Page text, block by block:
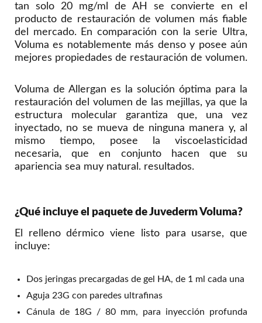
tan solo 20 mg/ml de AH se convierte en el
producto de restauración de volumen más fiable
del mercado. En comparación con la serie Ultra,
Voluma es notablemente más denso y posee aún
mejores propiedades de restauración de volumen.
Voluma de Allergan es la solución óptima para la
restauración del volumen de las mejillas, ya que la
estructura molecular garantiza que, una vez
inyectado, no se mueva de ninguna manera y, al
mismo tiempo, posee la viscoelasticidad
necesaria, que en conjunto hacen que su
apariencia sea muy natural. resultados.
¿Qué incluye el paquete de Juvederm Voluma?
El relleno dérmico viene listo para usarse, que
incluye:
Dos jeringas precargadas de gel HA, de 1 ml cada una
Aguja 23G con paredes ultrafinas
Cánula de 18G / 80 mm, para inyección profunda